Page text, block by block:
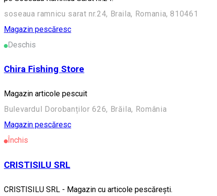
soseaua ramnicu sarat nr.24, Braila, Romania, 810461
Magazin pescăresc
Deschis
Chira Fishing Store
Magazin articole pescuit
Bulevardul Dorobanților 626, Brăila, România
Magazin pescăresc
Închis
CRISTISILU SRL
CRISTISILU SRL - Magazin cu articole pescărești.